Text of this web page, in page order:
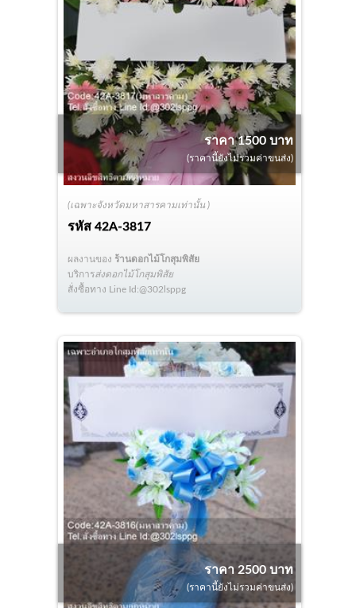
(เฉพาะจังหวัดมหาสารคามเท่านั้น )
รหัส42A-3817
ราคา 1500 บาท
(ราคานี้ยังไม่รวมค่าขนส่ง)
ผลงานของ ร้านดอกไม้โกสุมพิสัย
บริการส่งดอกไม้โกสุมพิสัย
สั่งซื้อทาง Line Id:@302lsppg
ราคา 2500 บาท
(ราคานี้ยังไม่รวมค่าขนส่ง)